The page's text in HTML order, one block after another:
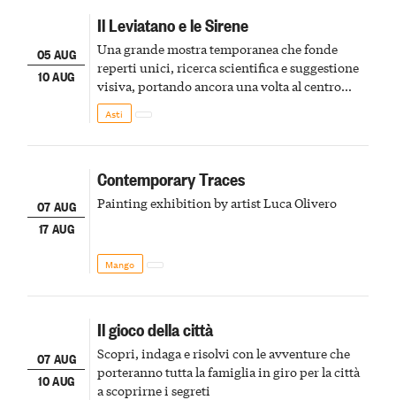
05 AUG
10 AUG
Il Leviatano e le Sirene
Una grande mostra temporanea che fonde
reperti unici, ricerca scientifica e suggestione
visiva, portando ancora una volta al centro
della scena le meraviglie del passato astigiano
Asti
07 AUG
17 AUG
Contemporary Traces
Painting exhibition by artist Luca Olivero
Mango
07 AUG
10 AUG
Il gioco della città
Scopri, indaga e risolvi con le avventure che
porteranno tutta la famiglia in giro per la città
a scoprirne i segreti